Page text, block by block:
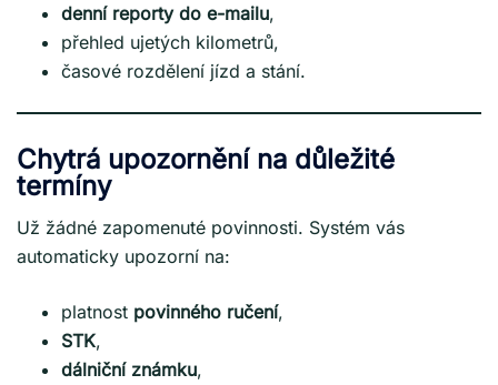
denní reporty do e-mailu,
přehled ujetých kilometrů,
časové rozdělení jízd a stání.
Chytrá upozornění na důležité
termíny
Už žádné zapomenuté povinnosti. Systém vás
automaticky upozorní na:
platnost povinného ručení,
STK,
dálniční známku,